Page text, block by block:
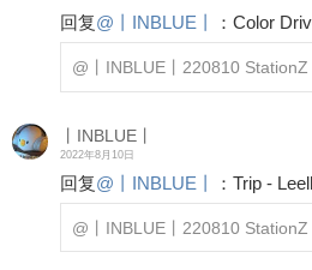
回复@ 丨INBLUE丨 ： Color
@丨INBLUE丨 220810 StationZ
丨INBLUE丨
2022年8月10日
回复@ 丨INBLUE丨 ： Trip -
@丨INBLUE丨 220810 StationZ